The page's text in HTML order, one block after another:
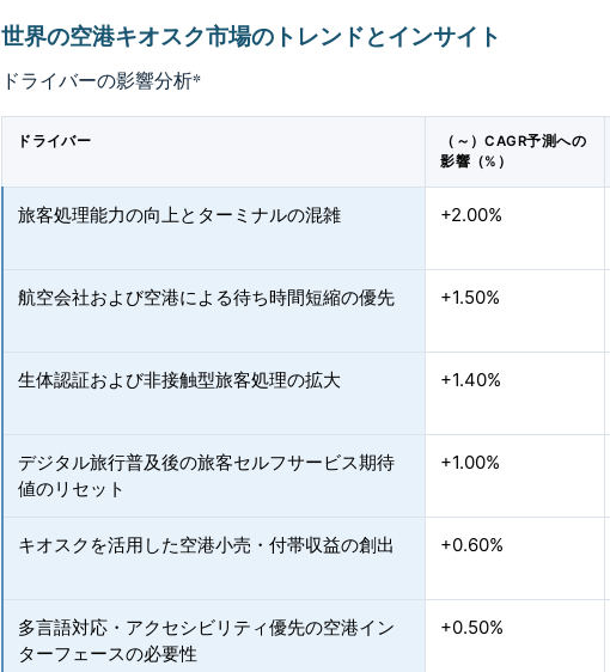
世界の空港キオスク市場のトレンドとインサイト
ドライバーの影響分析*
ドライバー
（～）CAGR予測への
影響（%）
旅客処理能力の向上とターミナルの混雑 +2.00%
航空会社および空港による待ち時間短縮の優先 +1.50%
生体認証および非接触型旅客処理の拡大 +1.40%
デジタル旅行普及後の旅客セルフサービス期待
値のリセット
+1.00%
キオスクを活用した空港小売・付帯収益の創出 +0.60%
多言語対応・アクセシビリティ優先の空港イン
ターフェースの必要性
+0.50%